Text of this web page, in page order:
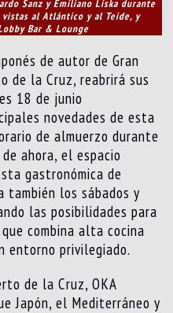
Sanz y Emiliano Liska durante
al Atlántico y al Teide, y
Bar & Lounge
de autor de Gran
de la Cruz, reabrirá sus
18 de junio
novedades de esta
de almuerzo durante
ahora, el espacio
gastronómica de
también los sábados y
las posibilidades para
combina alta cocina
entorno privilegiado.
de la Cruz, OKA
Japón, el Mediterráneo y